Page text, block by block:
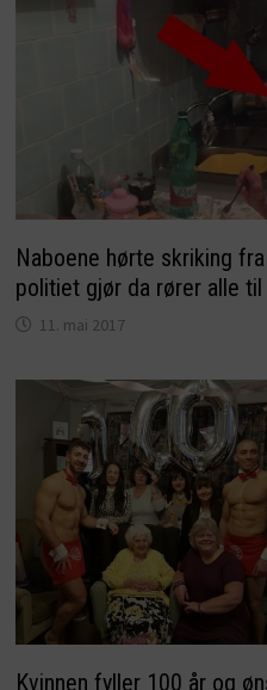
Naboene hørte skriking
politiet gjør da rører alle
11. mai 2017
Kvinnen fyller 100 år og